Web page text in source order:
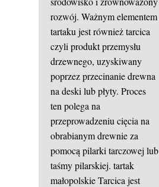
rozwój. Ważnym elementem
tartaku jest również tarcica
czyli produkt przemysłu
drzewnego, uzyskiwany
poprzez przecinanie drewna
na deski lub płyty. Proces
ten polega na
przeprowadzeniu cięcia na
obrabianym drewnie za
pomocą pilarki tarczowej lub
taśmy pilarskiej. tartak
małopolskieTarcica jest